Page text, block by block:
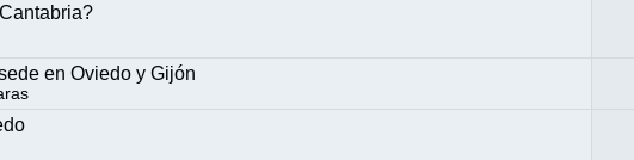
en Oviedo y Gijón